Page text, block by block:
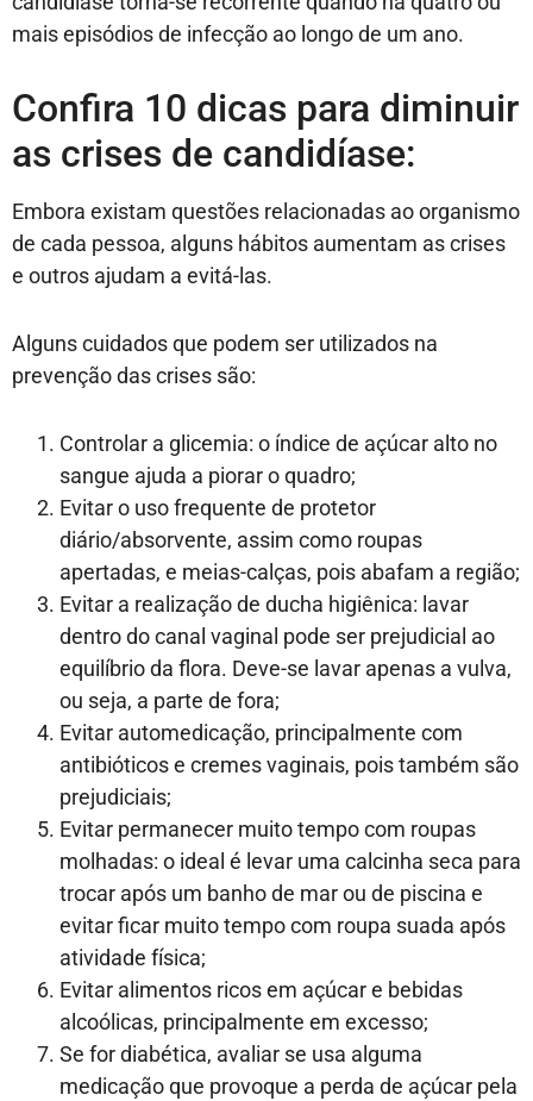
mais episódios de infecção ao longo de um ano.
Confira 10 dicas para diminuir
as crises de candidíase:
Embora existam questões relacionadas ao organismo
de cada pessoa, alguns hábitos aumentam as crises
e outros ajudam a evitá-las.
Alguns cuidados que podem ser utilizados na
prevenção das crises são:
Controlar a glicemia: o índice de açúcar alto no
sangue ajuda a piorar o quadro;
Evitar o uso frequente de protetor
diário/absorvente, assim como roupas
apertadas, e meias-calças, pois abafam a região;
Evitar a realização de ducha higiênica: lavar
dentro do canal vaginal pode ser prejudicial ao
equilíbrio da flora. Deve-se lavar apenas a vulva,
ou seja, a parte de fora;
Evitar automedicação, principalmente com
antibióticos e cremes vaginais, pois também são
prejudiciais;
Evitar permanecer muito tempo com roupas
molhadas: o ideal é levar uma calcinha seca para
trocar após um banho de mar ou de piscina e
evitar ficar muito tempo com roupa suada após
atividade física;
Evitar alimentos ricos em açúcar e bebidas
alcoólicas, principalmente em excesso;
Se for diabética, avaliar se usa alguma
medicação que provoque a perda de açúcar pela